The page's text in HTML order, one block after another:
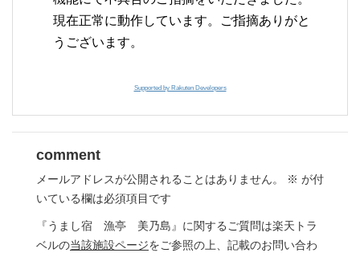
現在正常に動作しています。ご指摘ありがと
うございます。
Supported by Rakuten Developers
comment
メールアドレスが公開されることはありません。 ※ が付
いている欄は必須項目です
『うまし宿 漁亭 美乃島』に関するご質問は楽天トラ
ベルの当該施設ページをご参照の上、記載のお問い合わ